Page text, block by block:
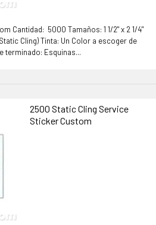
Cantidad: 5000 Tamaños: 1 1/2" x 2 1/4"
Cling) Tinta: Un Color a escoger de
terminado: Esquinas...
2500 Static Cling Service
Sticker Custom